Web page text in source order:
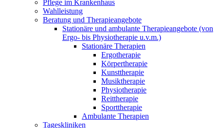
Pflege im Krankenhaus
Wahlleistung
Beratung und Therapieangebote
Stationäre und ambulante Therapieangebote (von
Ergo- bis Physiotherapie u.v.m.)
Stationäre Therapien
Ergotherapie
Körpertherapie
Kunsttherapie
Musiktherapie
Physiotherapie
Reittherapie
Sporttherapie
Ambulante Therapien
Tageskliniken